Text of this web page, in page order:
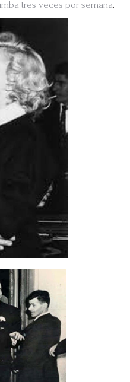
tres veces por semana.